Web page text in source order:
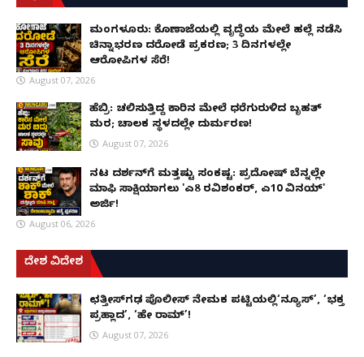
ಮಂಗಳೂರು: ಕೊಣಾಜೆಯಲ್ಲಿ ವೃದ್ಧೆಯ ಮೇಲೆ ಹಲ್ಲೆ ನಡೆಸಿ
ಚಿನ್ನಾಭರಣ ದರೋಡೆ ಪ್ರಕರಣ; 3 ದಿನಗಳಲ್ಲೇ
ಆರೋಪಿಗಳ ಸೆರೆ!
August 07, 2026
ಹೆಬ್ರಿ: ಚಲಿಸುತ್ತಿದ್ದ ಕಾರಿನ ಮೇಲೆ ಧರೆಗುರುಳಿದ ಬೃಹತ್
ಮರ; ಚಾಲಕ ಸ್ಥಳದಲ್ಲೇ ದುರ್ಮರಣ!
August 07, 2026
ನಟ ದರ್ಶನ್‌ಗೆ ಮತ್ತಷ್ಟು ಸಂಕಷ್ಟ: ಪ್ರದೋಷ್ ಬೆನ್ನಲ್ಲೇ
ಮಾಫಿ ಸಾಕ್ಷಿಯಾಗಲು 'ಎ8 ರವಿಶಂಕರ್, ಎ10 ವಿನಯ್'
ಅರ್ಜಿ!
August 06, 2026
ದೇಶ ವಿದೇಶ
ಛತ್ತೀಸ್‌ಗಢ ಪೊಲೀಸ್ ನೇಮಕ ಪಟ್ಟಿಯಲ್ಲಿ‘ನ್ಯೂಸ್’, ‘ಭಕ್ತ
ಪ್ರಹ್ಲಾದ’, ‘ಹೇ ರಾಮ್’!
August 07, 2026